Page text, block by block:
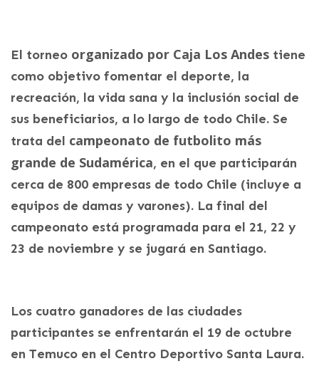
El torneo organizado por Caja Los Andes tiene
como objetivo fomentar el deporte, la
recreación, la vida sana y la inclusión social de
sus beneficiarios, a lo largo de todo Chile. Se
trata del campeonato de futbolito más
grande de Sudamérica, en el que participarán
cerca de 800 empresas de todo Chile (incluye a
equipos de damas y varones). La final del
campeonato está programada para el 21, 22 y
23 de noviembre y se jugará en Santiago.
Los cuatro ganadores de las ciudades
participantes se enfrentarán el 19 de octubre
en Temuco en el Centro Deportivo Santa Laura.